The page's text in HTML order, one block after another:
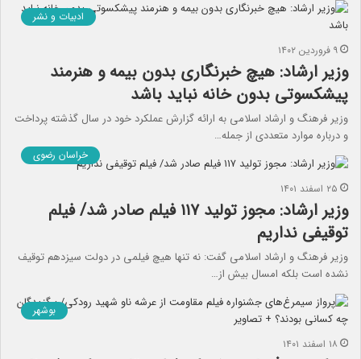
ادبیات و نشر
۹ فروردین ۱۴۰۲
وزیر ارشاد: هیچ خبرنگاری بدون بیمه و هنرمند
پیشکسوتی بدون خانه نباید باشد
وزیر فرهنگ و ارشاد اسلامی به ارائه گزارش عملکرد خود در سال گذشته پرداخت
و درباره موارد متعددی از جمله…
خراسان رضوی
۲۵ اسفند ۱۴۰۱
وزیر ارشاد: مجوز تولید ۱۱۷ ‌فیلم ‌صادر شد/ فیلم
توقیفی ‌نداریم‌
وزیر فرهنگ و ارشاد اسلامی گفت: نه تنها هیچ فیلمی در دولت سیزدهم توقیف
نشده است بلکه امسال بیش از…
بوشهر
۱۸ اسفند ۱۴۰۱